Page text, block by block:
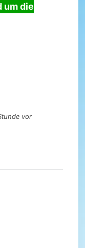
um die
vor